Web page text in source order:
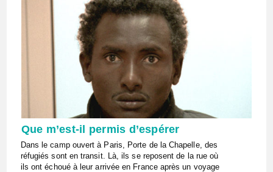
Que m’est-il permis d’espérer
Dans le camp ouvert à Paris, Porte de la Chapelle, des
réfugiés sont en transit. Là, ils se reposent de la rue où
ils ont échoué à leur arrivée en France après un voyage